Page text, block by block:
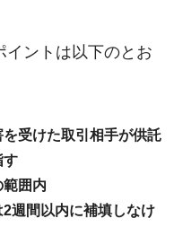
イントは以下のとお
を受けた取引相手が供託
す
囲内
週間以内に補填しなけ